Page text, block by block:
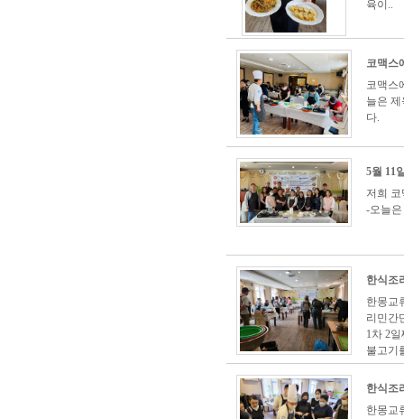
육이..
코맥스
코맥스
늘은
다
5월 11
저희
-오늘
한식조
한몽교
리민간
1차 2
불고기
한식조
한몽교